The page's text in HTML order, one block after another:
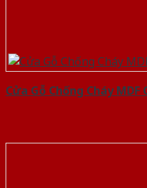
Cửa Gỗ Chống Cháy MDF